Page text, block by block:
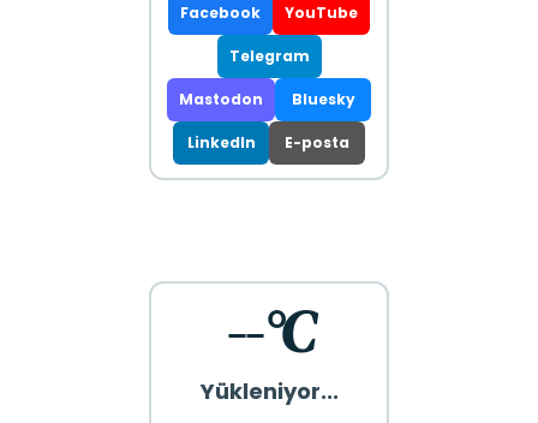
Facebook YouTube
Telegram
Mastodon Bluesky
LinkedIn E-posta
--°C
Yükleniyor...